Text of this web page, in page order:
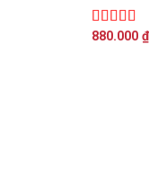
Được xếp
880.000 ₫